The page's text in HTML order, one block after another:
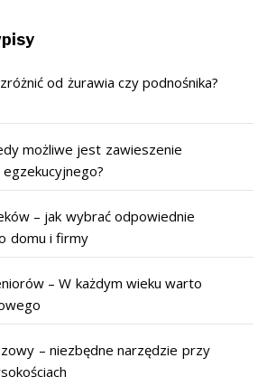
od żurawia czy podnośnika?
możliwe jest zawieszenie
– jak wybrać odpowiednie
domu i firmy
– W każdym wieku warto
– niezbędne narzędzie przy